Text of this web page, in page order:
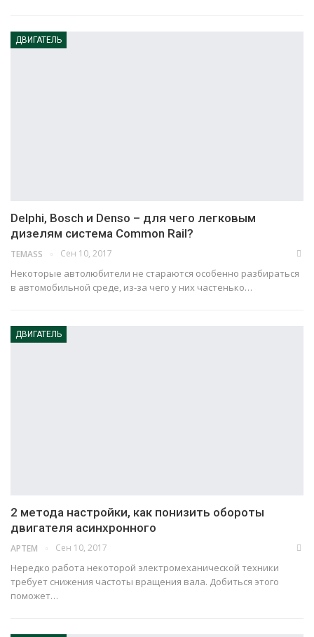
ДВИГАТЕЛЬ
Delphi, Bosch и Denso – для чего легковым
дизелям система Common Rail?
TEMASS Сен 10, 2017
Некоторые автолюбители не стараются особенно разбираться
в автомобильной среде, из-за чего у них частенько…
ДВИГАТЕЛЬ
2 метода настройки, как понизить обороты
двигателя асинхронного
АРТЕМ Сен 10, 2017
Нередко работа некоторой электромеханической техники
требует снижения частоты вращения вала. Добиться этого
поможет…